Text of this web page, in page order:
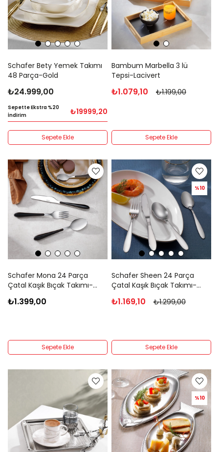
Schafer Bety Yemek Takımı
48 Parça-Gold
₺24.999,00
Sepette Ekstra %20
İndirim
₺19999,20
Sepete Ekle
Bambum Marbella 3 lü
Tepsi-Lacivert
₺1.079,10 ₺1.199,00
Sepete Ekle
Schafer Mona 24 Parça
Çatal Kaşık Bıçak Takımı-
₺1.399,00
Sepete Ekle
Schafer Sheen 24 Parça
Çatal Kaşık Bıçak Takımı-
₺1.169,10 ₺1.299,00
%10
Sepete Ekle
%10